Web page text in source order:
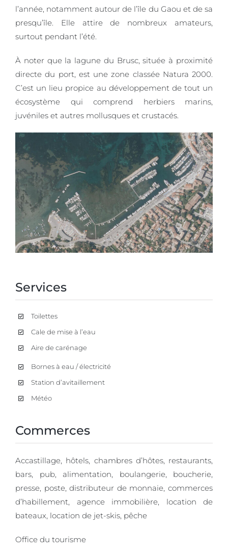
l’année, notamment autour de l’île du Gaou et de sa
presqu’île. Elle attire de nombreux amateurs,
surtout pendant l’été.
À noter que la lagune du Brusc, située à proximité
directe du port, est une zone classée Natura 2000.
C’est un lieu propice au développement de tout un
écosystème qui comprend herbiers marins,
juvéniles et autres mollusques et crustacés.
Services
Toilettes
Cale de mise à l’eau
Aire de carénage
Bornes à eau / électricité
Station d’avitaillement
Météo
Commerces
Accastillage, hôtels, chambres d’hôtes, restaurants,
bars, pub, alimentation, boulangerie, boucherie,
presse, poste, distributeur de monnaie, commerces
d’habillement, agence immobilière, location de
bateaux, location de jet-skis, pêche
Office du tourisme